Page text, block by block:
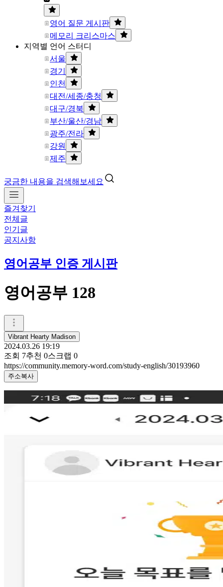
영어 질문 게시판
메모리 크리스마스
지역별 언어 스터디
서울
경기
인천
대전/세종/충청
대구/경북
부산/울산/경남
광주/전라
강원
제주
궁금한 내용을 검색해보세요
즐겨찾기
전체글
인기글
공지사항
영어공부 인증 게시판
영어공부 128
Vibrant Hearty Madison
2024.03.26 19:19
조회 7추천 0스크랩 0
https://community.memory-word.com/study-english/30193960
주소복사